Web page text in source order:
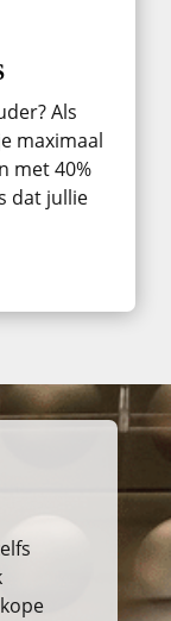
Als
maximaal
met 40%
dat jullie